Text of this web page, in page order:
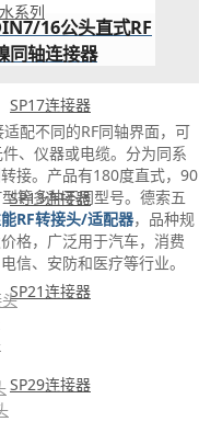
系列
SP17连接器
SP13连接器
SP21连接器
SP29连接器
16公头直式RF
同轴连接器
配不同的RF同轴界面，可
、仪器或电缆。分为同系
接。产品有180度直式，90
等多种不同型号。德索五
RF转接头/适配器，品种规
格，广泛用于汽车，消费
信、安防和医疗等行业。